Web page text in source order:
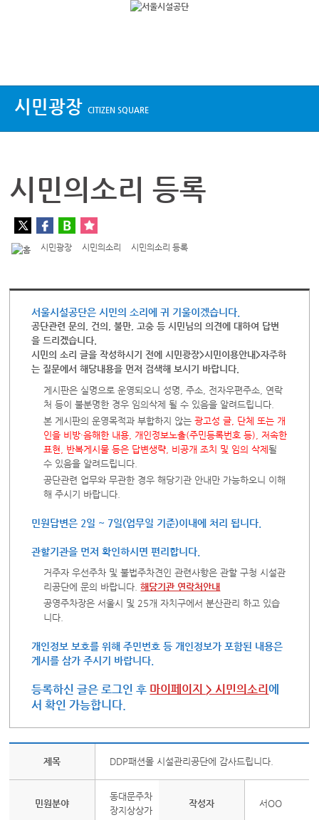
시민광장 CITIZEN SQUARE
시민의소리 등록
시민광장 시민의소리 시민의소리 등록
서울시설공단은 시민의 소리에 귀 기울이겠습니다.
공단관련 문의, 건의, 불만, 고충 등 시민님의 의견에 대하여 답변
을 드리겠습니다.
시민의 소리 글을 작성하시기 전에 시민광장>시민이용안내>자주하
는 질문에서 해당내용을 먼저 검색해 보시기 바랍니다.
게시판은 실명으로 운영되오니 성명, 주소, 전자우편주소, 연락
처 등이 불분명한 경우 임의삭제 될 수 있음을 알려드립니다.
본 게시판의 운영목적과 부합하지 않는광고성 글, 단체 또는 개
인을 비방·음해한 내용, 개인정보노출(주민등록번호 등), 저속한
표현, 반복게시물 등은 답변생략, 비공개 조치 및 임의 삭제될
수 있음을 알려드립니다.
공단관련 업무와 무관한 경우 해당기관 안내만 가능하오니 이해
해 주시기 바랍니다.
민원답변은 2일 ~ 7일(업무일 기준)이내에 처리 됩니다.
관할기관을 먼저 확인하시면 편리합니다.
거주자 우선주차 및 불법주차견인 관련사항은 관할 구청 시설관
리공단에 문의 바랍니다.해당기관 연락처안내
공영주차장은 서울시 및 25개 자치구에서 분산관리 하고 있습
니다.
개인정보 보호를 위해 주민번호 등 개인정보가 포함된 내용은
게시를 삼가 주시기 바랍니다.
등록하신 글은 로그인 후 마이페이지 > 시민의소리에
서 확인 가능합니다.
제목 DDP패션몰 시설관리공단에 감사드립니다.
민원분야
동대문주차
장지상상가
작성자 서OO